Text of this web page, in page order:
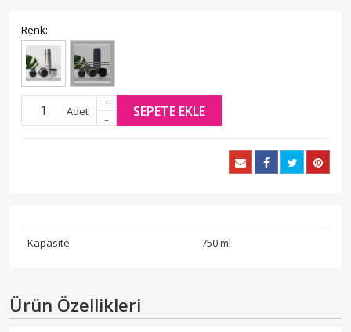
Renk:
Adet
+
-
SEPETE EKLE
Kapasite 750 ml
Ürün Özellikleri